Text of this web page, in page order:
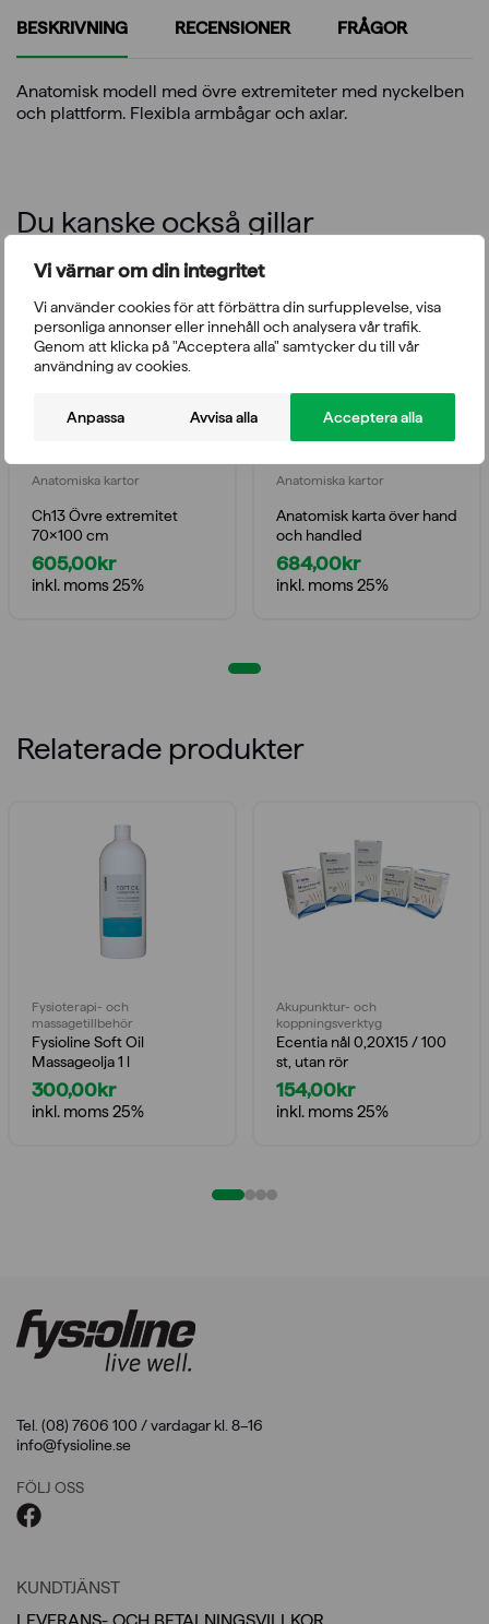
Vi värnar om din integritet
Vi använder cookies för att förbättra din surfupplevelse, visa
personliga annonser eller innehåll och analysera vår trafik.
Genom att klicka på "Acceptera alla" samtycker du till vår
användning av cookies.
Anpassa Avvisa alla Acceptera alla
BESKRIVNING RECENSIONER FRÅGOR
Anatomisk modell med övre extremiteter med nyckelben
och plattform. Flexibla armbågar och axlar.
Du kanske också gillar
Anatomiska kartor
Ch13 Övre extremitet
70×100 cm
605,00kr
inkl. moms 25%
Anatomiska kartor
Anatomisk karta över hand
och handled
684,00kr
inkl. moms 25%
Relaterade produkter
Fysioterapi- och
massagetillbehör
Fysioline Soft Oil
Massageolja 1 l
300,00kr
inkl. moms 25%
Akupunktur- och
koppningsverktyg
Ecentia nål 0,20X15 / 100
st, utan rör
154,00kr
inkl. moms 25%
Tel. (08) 7606 100 / vardagar kl. 8–16
info@fysioline.se
FÖLJ OSS
KUNDTJÄNST
LEVERANS- OCH BETALNINGSVILLKOR